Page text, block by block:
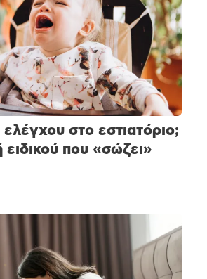
ελέγχου στο εστιατόριο;
που «σώζει»